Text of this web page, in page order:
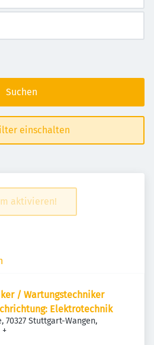
Suchen
einschalten
aktivieren!
/ Wartungstechniker
Elektrotechnik
70327 Stuttgart-Wangen,
+